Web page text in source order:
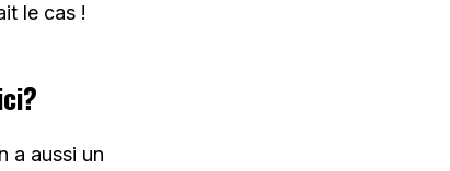
le cas !
a aussi un